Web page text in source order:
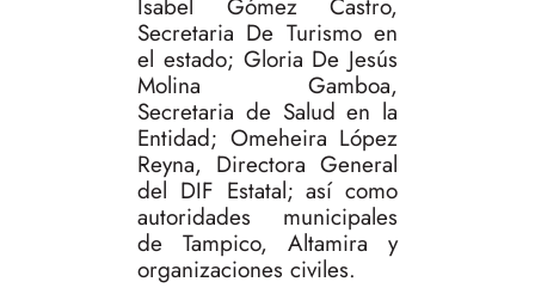
Isabel Gómez Castro,
Secretaria De Turismo en
el estado; Gloria De Jesús
Molina Gamboa,
Secretaria de Salud en la
Entidad; Omeheira López
Reyna, Directora General
del DIF Estatal; así como
autoridades municipales
de Tampico, Altamira y
organizaciones civiles.